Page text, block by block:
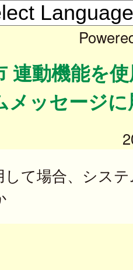
連動機能を
メッセージ
して場合、シス